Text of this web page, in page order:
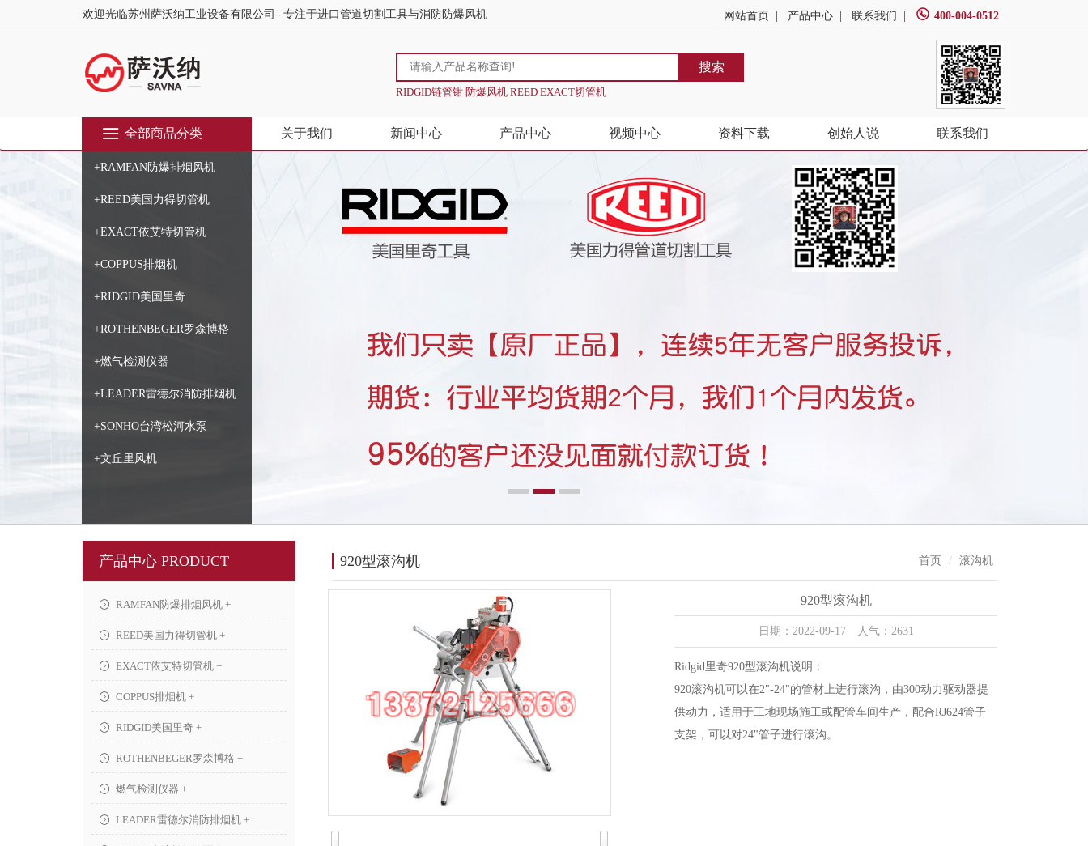
欢迎光临苏州萨沃纳工业设备有限公司--专注于进口管道切割工具与消防防爆风机 网站首页 产品中心 联系我们 400-004-0512
搜索
RIDGID链管钳 防爆风机 REED EXACT切管机
全部商品分类
+RAMFAN防爆排烟风机
+REED美国力得切管机
+EXACT依艾特切管机
+COPPUS排烟机
+RIDGID美国里奇
+ROTHENBEGER罗森博格
+燃气检测仪器
+LEADER雷德尔消防排烟机
+SONHO台湾松河水泵
+文丘里风机
关于我们 新闻中心 产品中心 视频中心 资料下载 创始人说 联系我们
产品中心 PRODUCT
RAMFAN防爆排烟风机 +
REED美国力得切管机 +
EXACT依艾特切管机 +
COPPUS排烟机 +
RIDGID美国里奇 +
ROTHENBEGER罗森博格 +
燃气检测仪器 +
LEADER雷德尔消防排烟机 +
920型滚沟机 首页 滚沟机
920型滚沟机
日期：2022-09-17 人气：2631
Ridgid里奇920型滚沟机说明：
920滚沟机可以在2"-24"的管材上进行滚沟，由300动力驱动器提
供动力，适用于工地现场施工或配管车间生产，配合RJ624管子
支架，可以对24"管子进行滚沟。